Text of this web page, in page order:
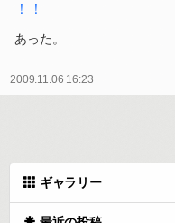
！！
あった。
2009.11.06 16:23
ギャラリー